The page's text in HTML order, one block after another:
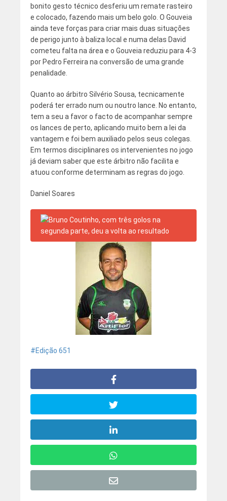
bonito gesto técnico desferiu um remate rasteiro
e colocado, fazendo mais um belo golo. O Gouveia
ainda teve forças para criar mais duas situações
de perigo junto à baliza local e numa delas David
cometeu falta na área e o Gouveia reduziu para 4-3
por Pedro Ferreira na conversão de uma grande
penalidade.
Quanto ao árbitro Silvério Sousa, tecnicamente
poderá ter errado num ou noutro lance. No entanto,
tem a seu a favor o facto de acompanhar sempre
os lances de perto, aplicando muito bem a lei da
vantagem e foi bem auxiliado pelos seus colegas.
Em termos disciplinares os intervenientes no jogo
já deviam saber que este árbitro não facilita e
atuou conforme determinam as regras do jogo.
Daniel Soares
Edição 651